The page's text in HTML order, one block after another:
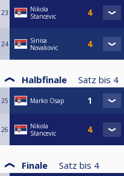
23
Nikola
Stancevic
24
Sinisa
Novakovic
Halbfinale Satz bis 4
25 Marko Osap
26
Nikola
Stancevic
Finale Satz bis 4